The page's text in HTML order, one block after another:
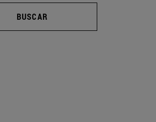
BUSCAR